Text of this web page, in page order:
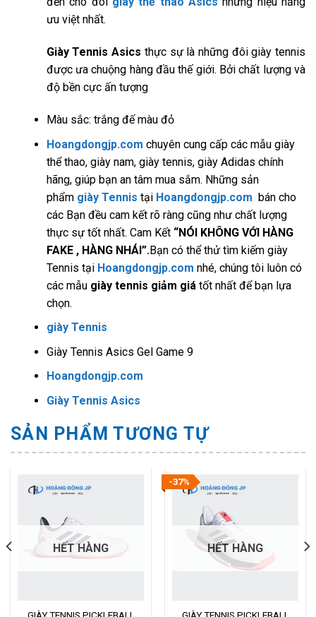
ưu việt nhất.
Giày Tennis Asics thực sự là những đôi giày tennis
được ưa chuộng hàng đầu thế giới. Bởi chất lượng và
độ bền cực ấn tượng
Màu sắc: trắng đế màu đỏ
Hoangdongjp.com chuyên cung cấp các mẫu giày
thể thao, giày nam, giày tennis, giày Adidas chính
hãng, giúp bạn an tâm mua sắm. Những sản
phẩm giày Tennis tại Hoangdongjp.com bán cho
các Bạn đều cam kết rõ ràng cũng như chất lượng
thực sự tốt nhất. Cam Kết “NÓI KHÔNG VỚI HÀNG
FAKE , HÀNG NHÁI”.Bạn có thể thử tìm kiếm giày
Tennis tại Hoangdongjp.com nhé, chúng tôi luôn có
các mẫu giày tennis giảm giá tốt nhất để bạn lựa
chọn.
giày Tennis
Giày Tennis Asics Gel Game 9
Hoangdongjp.com
Giày Tennis Asics
SẢN PHẨM TƯƠNG TỰ
HẾT HÀNG
GIÀY TENNIS PICKLEBALL
-37%
HẾT HÀNG
GIÀY TENNIS PICKLEBALL